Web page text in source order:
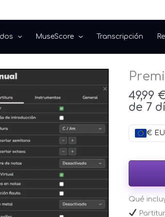
MuseScore Transcripción
49,99
de 7
€
Premium
cantidad
Qué